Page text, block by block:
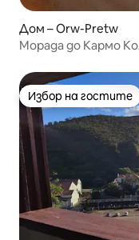
Дом – Orw-Pretw
Морада до Кармо Колониална къща в историческия
Избор на гостите
Избор на гостите